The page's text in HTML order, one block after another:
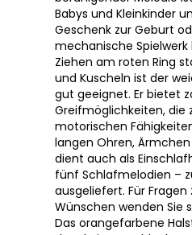
Babys und Kleinkinder
Geschenk zur Geburt
mechanische
Ziehen am roten Ring
und Kuscheln ist der
gut geeignet. Er bietet
Greifmöglichkeiten, die
motorischen
langen Ohren,
dient auch als
fünf Schlafmelodien –
ausgeliefert. Für
Wünschen wenden Sie
Das orangefarbene